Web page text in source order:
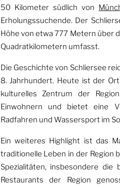
50 Kilometer südlich von
Erholungssuchende. Der
Höhe von etwa 777 Metern über
Quadratkilometern umfasst.
Die Geschichte von Schliersee
8. Jahrhundert. Heute ist der
kulturelles Zentrum der
Einwohnern und bietet eine
Radfahren und Wassersport im
Ein weiteres Highlight ist das
traditionelle Leben in der Region
Spezialitäten, insbesondere die
Restaurants der Region